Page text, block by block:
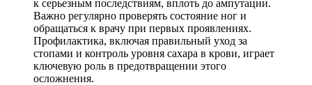
к серьезным последствиям, вплоть до ампутации.
Важно регулярно проверять состояние ног и
обращаться к врачу при первых проявлениях.
Профилактика, включая правильный уход за
стопами и контроль уровня сахара в крови, играет
ключевую роль в предотвращении этого
осложнения.